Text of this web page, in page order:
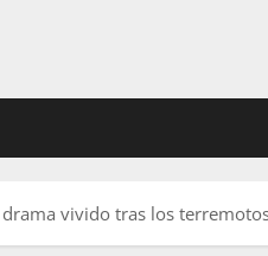
vivido tras los